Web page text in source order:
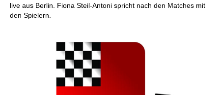
live aus Berlin. Fiona Steil-Antoni spricht nach den Matches mit
den Spielern.